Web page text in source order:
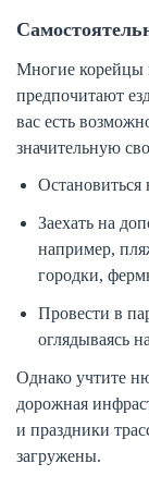
Многие корейцы
предпочитают
вас есть
значительную
Заехать на
например,
городки,
Провести в
оглядываясь
Однако учтите
дорожная
и праздники
загружены.